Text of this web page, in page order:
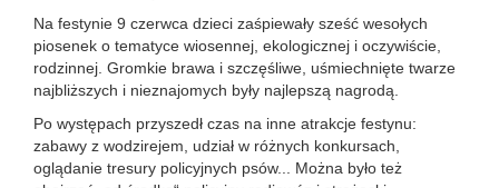
Na festynie 9 czerwca dzieci zaśpiewały sześć wesołych
piosenek o tematyce wiosennej, ekologicznej i oczywiście,
rodzinnej. Gromkie brawa i szczęśliwe, uśmiechnięte twarze
najbliższych i nieznajomych były najlepszą nagrodą.
Po występach przyszedł czas na inne atrakcje festynu:
zabawy z wodzirejem, udział w różnych konkursach,
oglądanie tresury policyjnych psów... Można było też